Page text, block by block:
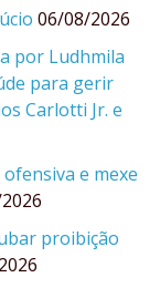
06/08/2026
por Ludhmila
para gerir
Carlotti Jr. e
e mexe
proibição